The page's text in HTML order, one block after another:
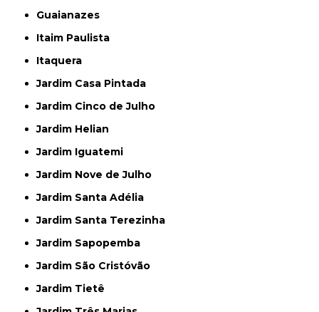
Guaianazes
Itaim Paulista
Itaquera
Jardim Casa Pintada
Jardim Cinco de Julho
Jardim Helian
Jardim Iguatemi
Jardim Nove de Julho
Jardim Santa Adélia
Jardim Santa Terezinha
Jardim Sapopemba
Jardim São Cristóvão
Jardim Tietê